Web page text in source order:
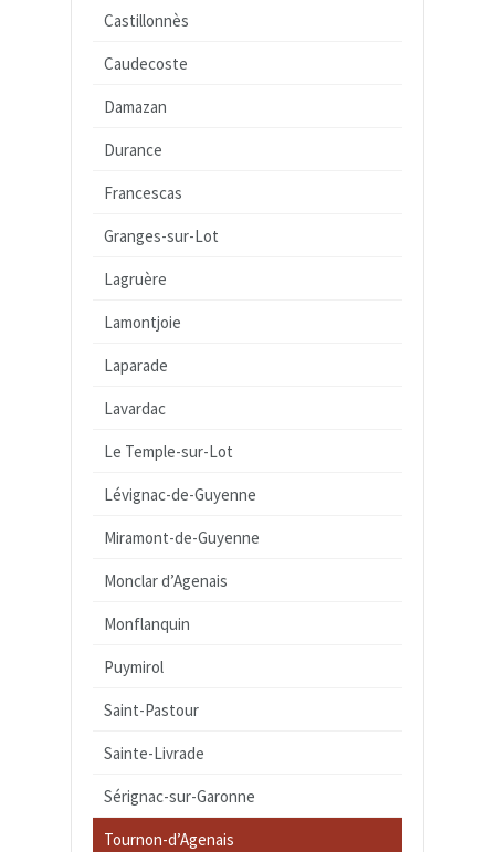
Castillonnès
Caudecoste
Damazan
Durance
Francescas
Granges-sur-Lot
Lagruère
Lamontjoie
Laparade
Lavardac
Le Temple-sur-Lot
Lévignac-de-Guyenne
Miramont-de-Guyenne
Monclar d’Agenais
Monflanquin
Puymirol
Saint-Pastour
Sainte-Livrade
Sérignac-sur-Garonne
Tournon-d’Agenais